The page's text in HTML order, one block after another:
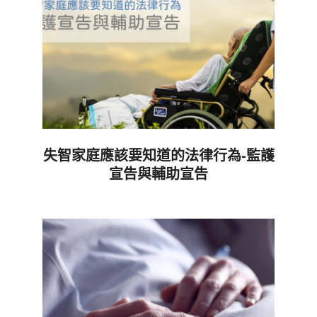
失智家庭應該要知道的法律行為-監護
宣告與輔助宣告
11